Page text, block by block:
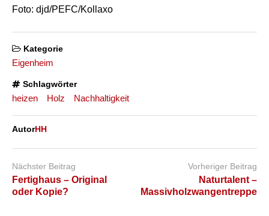
Foto: djd/PEFC/Kollaxo
Kategorie
Eigenheim
Schlagwörter
heizen Holz Nachhaltigkeit
AutorHH
Nächster Beitrag
Fertighaus – Original
oder Kopie?
Vorheriger Beitrag
Naturtalent –
Massivholzwangentreppe